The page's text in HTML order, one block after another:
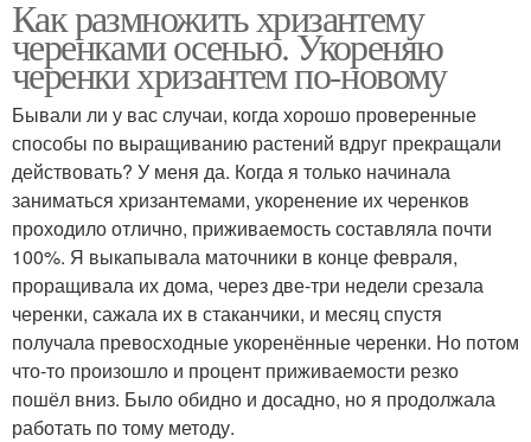
Как размножить хризантему
черенками осенью. Укореняю
черенки хризантем по-новому
Бывали ли у вас случаи, когда хорошо проверенные
способы по выращиванию растений вдруг прекращали
действовать? У меня да. Когда я только начинала
заниматься хризантемами, укоренение их черенков
проходило отлично, приживаемость составляла почти
100%. Я выкапывала маточники в конце февраля,
проращивала их дома, через две-три недели срезала
черенки, сажала их в стаканчики, и месяц спустя
получала превосходные укоренённые черенки. Но потом
что-то произошло и процент приживаемости резко
пошёл вниз. Было обидно и досадно, но я продолжала
работать по тому методу.